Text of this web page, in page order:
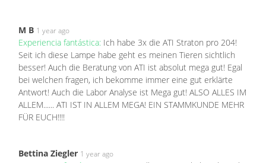
M B 1 year ago
Experiencia fantástica: Ich habe 3x die ATI Straton pro 204!
Seit ich diese Lampe habe geht es meinen Tieren sichtlich
besser! Auch die Beratung von ATI ist absolut mega gut! Egal
bei welchen fragen, ich bekomme immer eine gut erklärte
Antwort! Auch die Labor Analyse ist Mega gut! ALSO ALLES IM
ALLEM...... ATI IST IN ALLEM MEGA! EIN STAMMKUNDE MEHR
FÜR EUCH!!!!
Bettina Ziegler 1 year ago